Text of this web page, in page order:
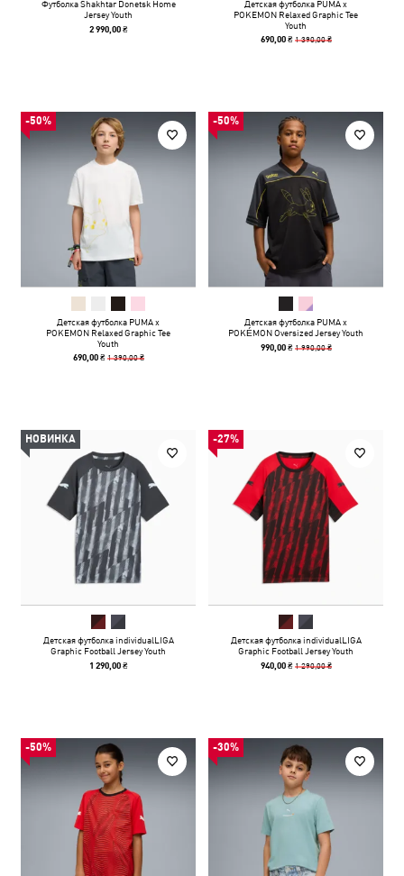
Футболка Shakhtar Donetsk Home
Jersey Youth
2 990,00 ₴
Детская футболка PUMA x
POKEMON Relaxed Graphic Tee
Youth
690,00 ₴ 1 390,00 ₴
-50%
Детская футболка PUMA x
POKEMON Relaxed Graphic Tee
Youth
690,00 ₴ 1 390,00 ₴
-50%
Детская футболка PUMA x
POKÉMON Oversized Jersey Youth
990,00 ₴ 1 990,00 ₴
НОВИНКА
Детская футболка individualLIGA
Graphic Football Jersey Youth
1 290,00 ₴
-27%
Детская футболка individualLIGA
Graphic Football Jersey Youth
940,00 ₴ 1 290,00 ₴
-50% -30%